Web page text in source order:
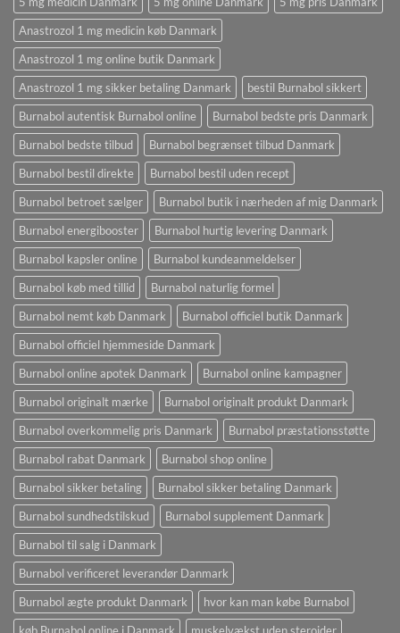
Anastrozol 1 mg medicin køb Danmark
Anastrozol 1 mg online butik Danmark
Anastrozol 1 mg sikker betaling Danmark
bestil Burnabol sikkert
Burnabol autentisk Burnabol online
Burnabol bedste pris Danmark
Burnabol bedste tilbud
Burnabol begrænset tilbud Danmark
Burnabol bestil direkte
Burnabol bestil uden recept
Burnabol betroet sælger
Burnabol butik i nærheden af ​​mig Danmark
Burnabol energibooster
Burnabol hurtig levering Danmark
Burnabol kapsler online
Burnabol kundeanmeldelser
Burnabol køb med tillid
Burnabol naturlig formel
Burnabol nemt køb Danmark
Burnabol officiel butik Danmark
Burnabol officiel hjemmeside Danmark
Burnabol online apotek Danmark
Burnabol online kampagner
Burnabol originalt mærke
Burnabol originalt produkt Danmark
Burnabol overkommelig pris Danmark
Burnabol præstationsstøtte
Burnabol rabat Danmark
Burnabol shop online
Burnabol sikker betaling
Burnabol sikker betaling Danmark
Burnabol sundhedstilskud
Burnabol supplement Danmark
Burnabol til salg i Danmark
Burnabol verificeret leverandør Danmark
Burnabol ægte produkt Danmark
hvor kan man købe Burnabol